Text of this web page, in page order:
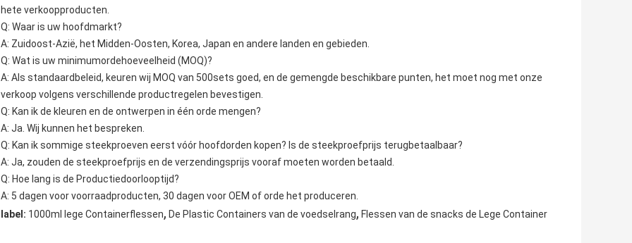
hete verkoopproducten.
Q: Waar is uw hoofdmarkt?
A: Zuidoost-Azië, het Midden-Oosten, Korea, Japan en andere landen en gebieden.
Q: Wat is uw minimumordehoeveelheid (MOQ)?
A: Als standaardbeleid, keuren wij MOQ van 500sets goed, en de gemengde beschikbare punten, het moet nog met onze
verkoop volgens verschillende productregelen bevestigen.
Q: Kan ik de kleuren en de ontwerpen in één orde mengen?
A: Ja. Wij kunnen het bespreken.
Q: Kan ik sommige steekproeven eerst vóór hoofdorden kopen? Is de steekproefprijs terugbetaalbaar?
A: Ja, zouden de steekproefprijs en de verzendingsprijs vooraf moeten worden betaald.
Q: Hoe lang is de Productiedoorlooptijd?
A: 5 dagen voor voorraadproducten, 30 dagen voor OEM of orde het produceren.
label: 1000ml lege Containerflessen, De Plastic Containers van de voedselrang, Flessen van de snacks de Lege Container